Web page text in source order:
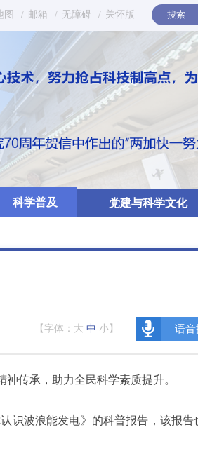
图 / 邮箱 / 无障碍 / 关怀版
科学普及 党建与科学文化
【字体： 大 中 小 】 语音
传承，助力全民科学素质提升。
识波浪能发电》的科普报告，该报告